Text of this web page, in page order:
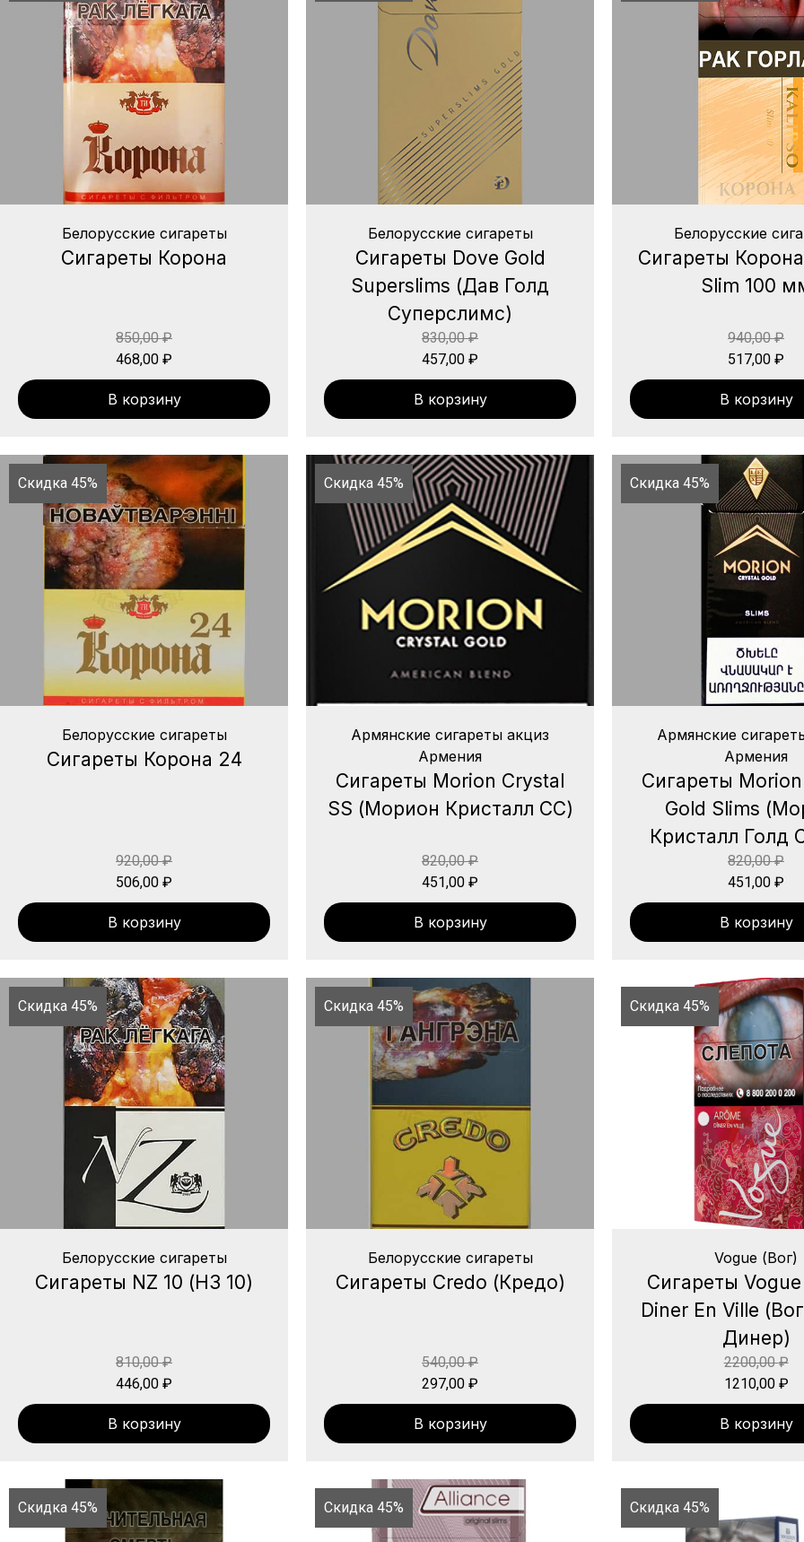
Белорусские сигареты
Сигареты Корона
850,00₽
468,00 ₽
В корзину
Белорусские сигареты
Сигареты Dove Gold
Superslims (Дав Голд
Суперслимс)
830,00₽
457,00 ₽
В корзину
Белорусские
Сигареты
Slim 100
940,00₽
517,00 ₽
В корзину
Скидка 45%
Белорусские сигареты
Сигареты Корона 24
920,00₽
506,00 ₽
В корзину
Скидка 45%
Армянские сигареты акциз
Армения
Сигареты Morion Crystal
SS (Морион Кристалл СС)
820,00₽
451,00 ₽
В корзину
Скидка 45%
Армянские
Армения
Сигареты
Gold Slims
Кристалл Голд
820,00₽
451,00 ₽
В корзину
Скидка 45%
Белорусские сигареты
Сигареты NZ 10 (НЗ 10)
810,00₽
446,00 ₽
В корзину
Скидка 45%
Белорусские сигареты
Сигареты Credo (Кредо)
540,00₽
297,00 ₽
В корзину
Скидка 45%
Vogue (Вог)
Сигареты
Diner En Ville
Динер)
2200,00₽
1210,00 ₽
В корзину
Скидка 45% Скидка 45% Скидка 45%